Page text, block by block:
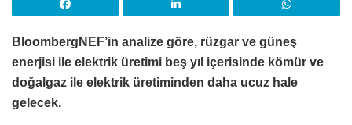
BloombergNEF’in analize göre, rüzgar ve güneş
enerjisi ile elektrik üretimi beş yıl içerisinde kömür ve
doğalgaz ile elektrik üretiminden daha ucuz hale
gelecek.